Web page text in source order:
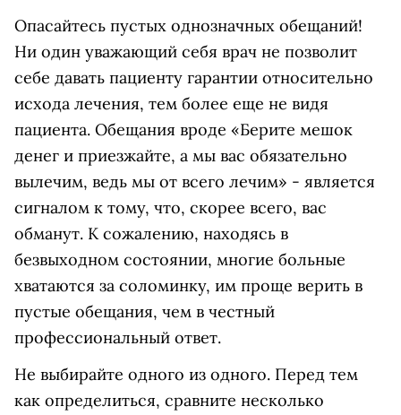
Опасайтесь пустых однозначных обещаний!
Ни один уважающий себя врач не позволит
себе давать пациенту гарантии относительно
исхода лечения, тем более еще не видя
пациента. Обещания вроде «Берите мешок
денег и приезжайте, а мы вас обязательно
вылечим, ведь мы от всего лечим» - является
сигналом к тому, что, скорее всего, вас
обманут. К сожалению, находясь в
безвыходном состоянии, многие больные
хватаются за соломинку, им проще верить в
пустые обещания, чем в честный
профессиональный ответ.
Не выбирайте одного из одного. Перед тем
как определиться, сравните несколько